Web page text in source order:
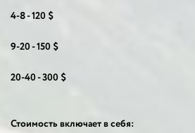
4-8 - 120 $
9-20 - 150 $
20-40 - 300 $
Стоимость включает в себя: